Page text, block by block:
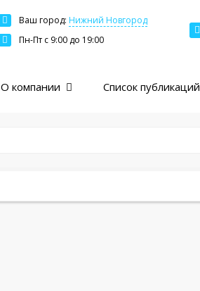
Ваш город: Нижний Новгород
Москва
Санкт-Петербург
Екатеринбург
Ростов
Пн-Пт c 9:00 до 19:00
О компании Список публикаций